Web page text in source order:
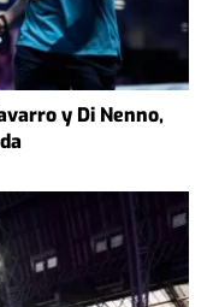
y Di Nenno,